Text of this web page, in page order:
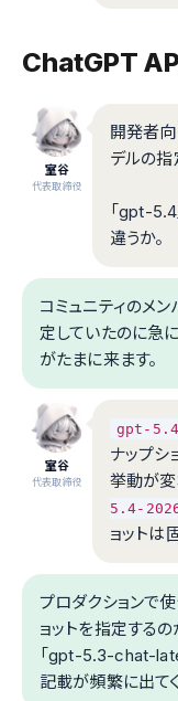
ChatGPT
室谷
代表取締役
開発者向
デルの指
「gpt-
違うか。
コミュニティのメ
定していたのに急
がたまに来ます。
室谷
代表取締役
gpt-5.4
ナップシ
挙動が変
5.4-
ョットは
プロダクションで
ョットを指定する
「gpt-5.3-chat-
記載が頻繁に出て